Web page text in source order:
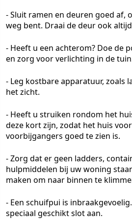
- Sluit ramen en deuren goed af,
weg bent. Draai de deur ook
- Heeft u een achterom? Doe de
en zorg voor verlichting in de
- Leg kostbare apparatuur, zoals
het zicht.
- Heeft u struiken rondom het
deze kort zijn, zodat het huis
voorbijgangers goed te zien is.
- Zorg dat er geen ladders,
hulpmiddelen bij uw woning
maken om naar binnen te
- Een schuifpui is
speciaal geschikt slot aan.